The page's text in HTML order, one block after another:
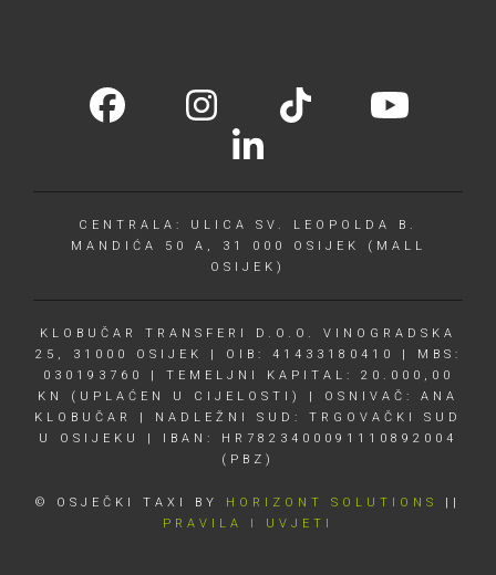
CENTRALA: ULICA SV. LEOPOLDA B.
MANDIĆA 50 A, 31 000 OSIJEK (MALL
OSIJEK)
KLOBUČAR TRANSFERI D.O.O. VINOGRADSKA
25, 31000 OSIJEK | OIB: 41433180410 | MBS:
030193760 | TEMELJNI KAPITAL: 20.000,00
KN (UPLAĆEN U CIJELOSTI) | OSNIVAČ: ANA
KLOBUČAR | NADLEŽNI SUD: TRGOVAČKI SUD
U OSIJEKU | IBAN: HR7823400091110892004
(PBZ)
© OSJEČKI TAXI BY HORIZONT SOLUTIONS
||
PRAVILA I UVJETI